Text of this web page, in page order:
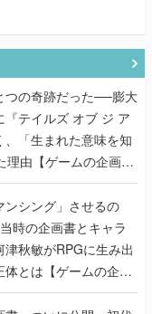
つの奇跡だった──膨大
『テイルズ オブ ジ ア
、「生まれた意味を知
理由【ゲームの企画
ンシング」させるの
時の企画書とキャラ
秋敏がRPGに生み出
体とは【ゲームの企画